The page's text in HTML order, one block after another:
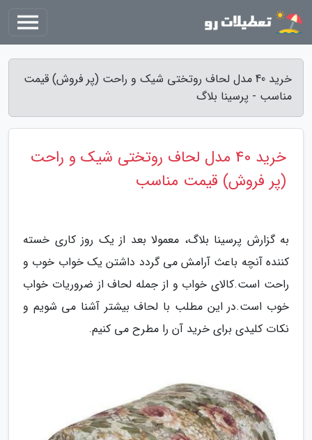
خرید 40 مدل لحاف روتختی شیک و راحت (پر فروش) قیمت
مناسب - پرسینا بلاگ
خرید 40 مدل لحاف روتختی شیک و راحت
(پر فروش) قیمت مناسب
به گزارش پرسینا بلاگ، معمولا بعد از یک روز کاری خسته
کننده آنچه باعث آرامش می گردد داشتن یک خواب خوب و
راحت است.کالای خواب و از جمله لحاف از ضروریات خواب
خوب است.در این مطلب با لحاف بیشتر آشنا می شویم و
نکات کلیدی برای خرید آن را مطرح می کنیم.